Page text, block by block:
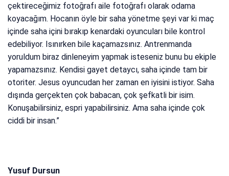
çektireceğimiz fotoğrafı aile fotoğrafı olarak odama
koyacağım. Hocanın öyle bir saha yönetme şeyi var ki maç
içinde saha içini bırakıp kenardaki oyuncuları bile kontrol
edebiliyor. Isınırken bile kaçamazsınız. Antrenmanda
yoruldum biraz dinleneyim yapmak isteseniz bunu bu ekiple
yapamazsınız. Kendisi gayet detaycı, saha içinde tam bir
otoriter. Jesus oyuncudan her zaman en iyisini istiyor. Saha
dışında gerçekten çok babacan, çok şefkatli bir isim.
Konuşabilirsiniz, espri yapabilirsiniz. Ama saha içinde çok
ciddi bir insan.”
Yusuf Dursun